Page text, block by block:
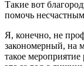
Такие вот
помочь
Я, конечно, не
закономерный, на
такое